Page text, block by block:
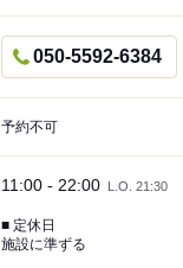
050-5592-6384
予約不可
11:00 - 22:00 L.O. 21:30
■ 定休日
施設に準ずる